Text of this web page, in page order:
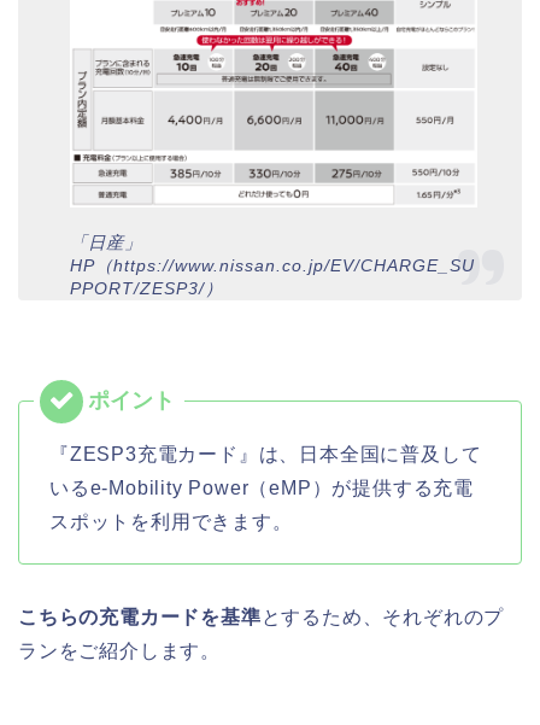
「日産」
HP（https://www.nissan.co.jp/EV/CHARGE_SU
PPORT/ZESP3/）
『ZESP3充電カード』は、日本全国に普及して
いるe-Mobility Power（eMP）が提供する充電
スポットを利用できます。
こちらの充電カードを基準とするため、それぞれのプ
ランをご紹介します。